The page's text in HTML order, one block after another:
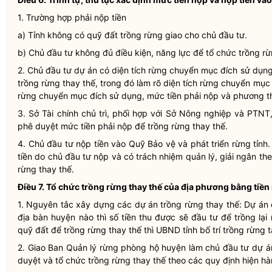
1. Trường hợp phải nộp tiền
a) Tỉnh không có quỹ đất trồng rừng giao cho chủ đầu tư.
b) Chủ đầu tư không đủ điều kiện, năng lực để tổ chức trồng
2. Chủ đầu tư dự án có diện tích rừng chuyển mục đích sử
trồng rừng thay thế, trong đó làm rõ diện tích rừng chuyển
rừng chuyển mục đích sử dụng, mức tiền phải nộp và phương
3. Sở Tài chính chủ trì, phối hợp với Sở Nông nghiệp và
phê duyệt mức tiền phải nộp để trồng rừng thay thế.
4. Chủ đầu tư nộp tiền vào Quỹ Bảo vệ và phát triển rừng
tiền do chủ đầu tư nộp và có trách nhiệm quản lý, giải ngân
rừng thay thế.
Điều 7. Tổ chức trồng rừng thay thế của địa phương bằng
1. Nguyên tắc xây dựng các dự án trồng rừng thay thế: Dự
địa bàn huyện nào thì số tiền thu được sẽ đầu tư để trồng
quỹ đất để trồng rừng thay thế thì UBND tỉnh bố trí trồng rừng
2. Giao Ban Quản lý rừng phòng hộ huyện làm chủ đầu tư dự
duyệt và tổ chức trồng rừng thay thế theo các quy định hiện